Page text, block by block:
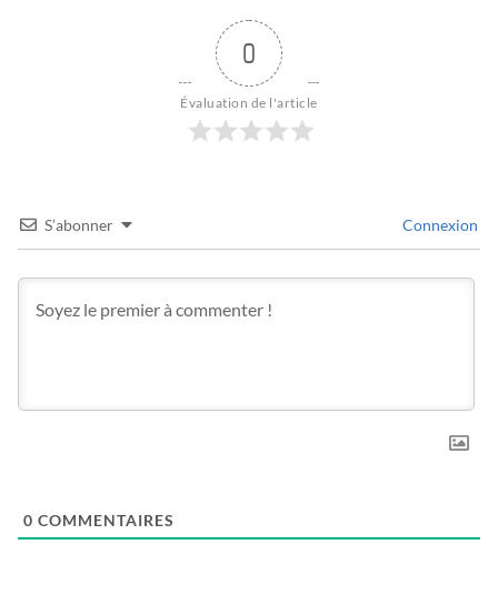
0
Évaluation de l'article
S’abonner Connexion
0 COMMENTAIRES